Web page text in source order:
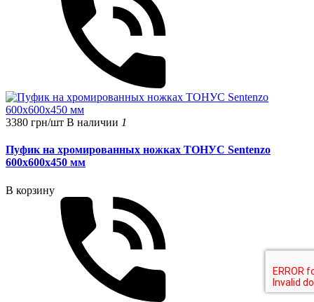
3380 грн/шт В наличии 1
Пуфик на хромированных ножках ТОНУС Sentenzo
600x600x450 мм
В корзину